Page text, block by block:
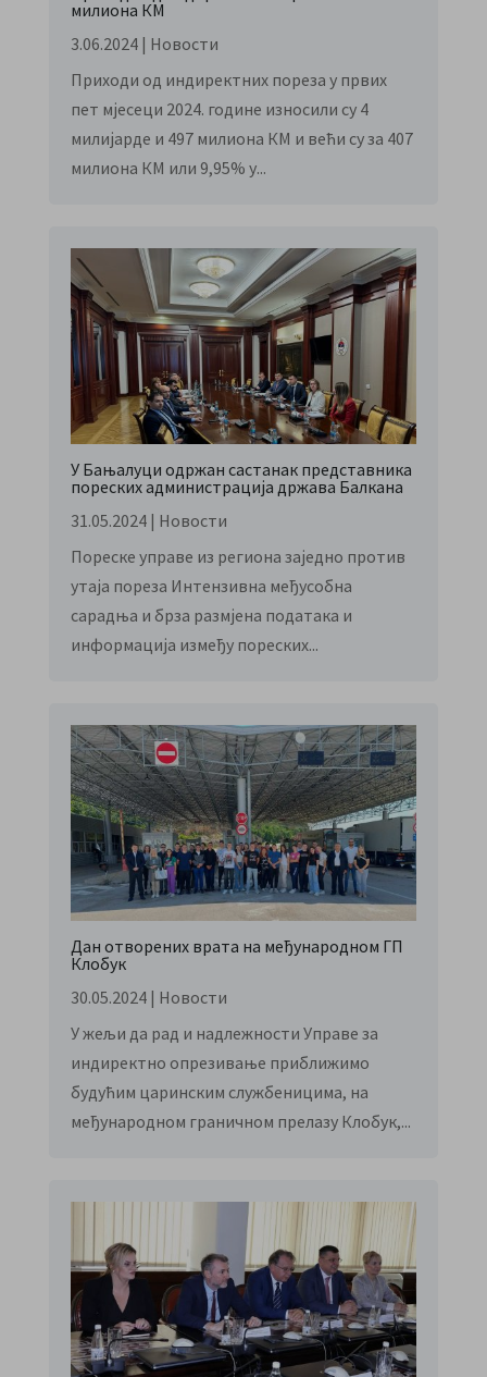
милиона КМ
3.06.2024| Новости
Приходи од индиректних пореза у првих
пет мјесеци 2024. године износили су 4
милијарде и 497 милиона КМ и већи су за 407
милиона КМ или 9,95% у...
У Бањалуци одржан састанак представника
пореских администрација држава Балкана
31.05.2024| Новости
Пореске управе из региона заједно против
утаја пореза Интензивна међусобна
сарадња и брза размјена података и
информација између пореских...
Дан отворених врата на међународном ГП
Клобук
30.05.2024| Новости
У жељи да рад и надлежности Управе за
индиректно опрезивање приближимо
будућим царинским службеницима, на
међународном граничном прелазу Клобук,...